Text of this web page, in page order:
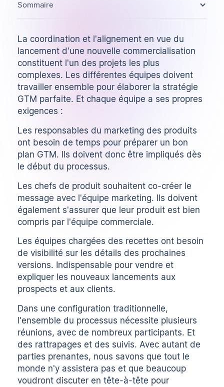
La coordination et l'alignement en vue du
lancement d'une nouvelle commercialisation
constituent l'un des projets les plus
complexes. Les différentes équipes doivent
travailler ensemble pour élaborer la stratégie
GTM parfaite. Et chaque équipe a ses propres
exigences :
Les responsables du marketing des produits
ont besoin de temps pour préparer un bon
plan GTM. Ils doivent donc être impliqués dès
le début du processus.
Les chefs de produit souhaitent co-créer le
message avec l'équipe marketing. Ils doivent
également s'assurer que leur produit est bien
compris par l'équipe commerciale.
Les équipes chargées des recettes ont besoin
de visibilité sur les détails des prochaines
versions. Indispensable pour vendre et
expliquer les nouveaux lancements aux
prospects et aux clients.
Dans une configuration traditionnelle,
l'ensemble du processus nécessite plusieurs
réunions, avec de nombreux participants. Et
des rattrapages et des suivis. Avec autant de
parties prenantes, nous savons que tout le
monde n'y assistera pas et que beaucoup
voudront discuter en tête-à-tête pour
Sommaire